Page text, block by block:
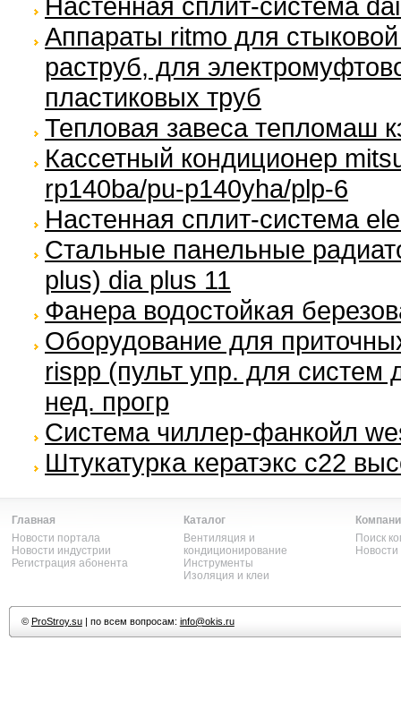
Аппараты ritmo для
раструб, для
пластиковых труб
Тепловая завеса тепломаш
Кассетный кондиционер
rp140ba/pu-p140yha/plp-6
Настенная сплит-система
Стальные панельные
plus) dia plus 11
Фанера водостойкая
Оборудование для
rispp (пульт упр. для систем
нед. прогр
Система чиллер-фанкойл
Штукатурка кератэкс с22
Главная
Новости портала
Новости индустрии
Регистрация абонента
Каталог
Вентиляция и
кондиционирование
Инструменты
Изоляция и клеи
Поиск
© ProStroy.su| по всем вопросам: info@okis.ru